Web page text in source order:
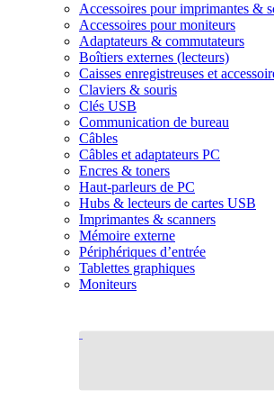
Accessoires pour imprimantes &
Accessoires pour moniteurs
Adaptateurs & commutateurs
Boîtiers externes (lecteurs)
Caisses enregistreuses et
Claviers & souris
Clés USB
Communication de bureau
Câbles
Câbles et adaptateurs PC
Encres & toners
Haut-parleurs de PC
Hubs & lecteurs de cartes USB
Imprimantes & scanners
Mémoire externe
Périphériques d’entrée
Tablettes graphiques
Moniteurs